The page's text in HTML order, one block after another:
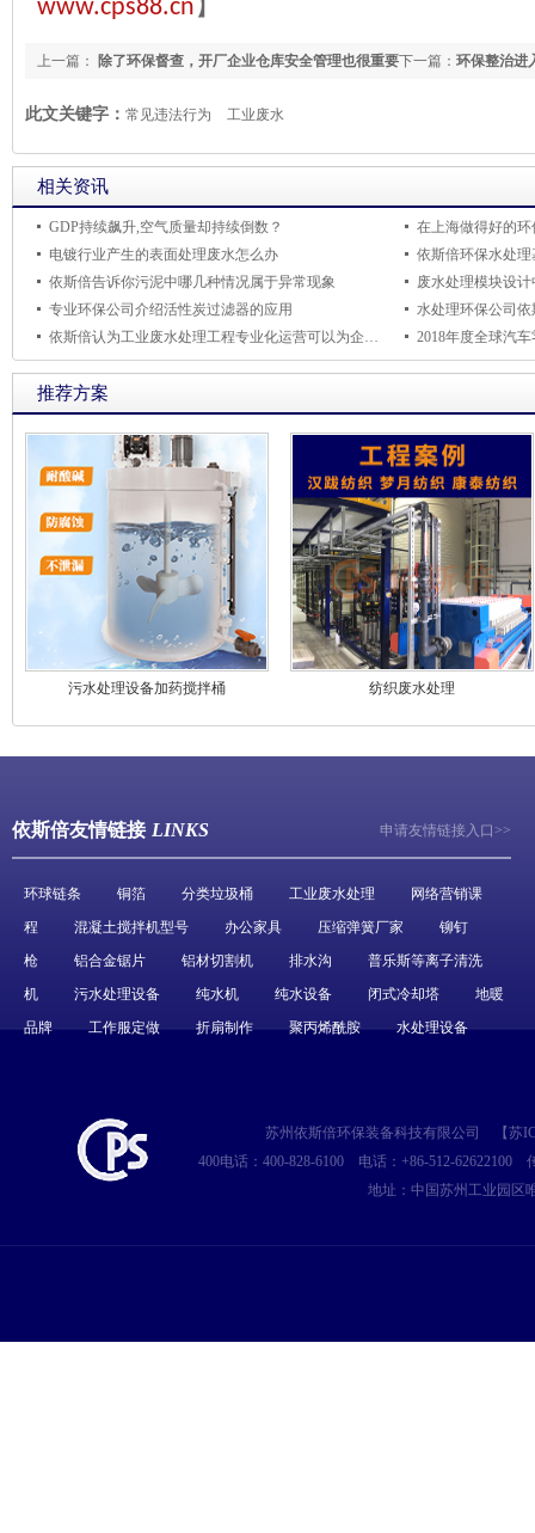
www.cps88.cn
下一篇： 环保整治进
上一篇： 除了环保督查，开厂企业仓库安全管理也很重要
此文关键字： 常见违法行为 工业废水
相关资讯
GDP持续飙升,空气质量却持续倒数？
电镀行业产生的表面处理废水怎么办
依斯倍告诉你污泥中哪几种情况属于异常现象
废水处理模块设
专业环保公司介绍活性炭过滤器的应用
依斯倍认为工业废水处理工程专业化运营可以为企业提供优质服务
推荐方案
污水处理设备加药搅拌桶 纺织废水处理
依斯倍友情链接 LINKS 申请友情链接入口>>
环球链条 铜箔 分类垃圾桶 工业废水处理
网络营销课
程
混凝土搅拌机型号 办公家具 压缩弹簧厂家
铆钉
枪
铝合金锯片 铝材切割机 排水沟
普乐斯等离子清洗
机
污水处理设备 纯水机 纯水设备 闭式冷却塔
地暖
品牌
工作服定做 折扇制作 聚丙烯酰胺 水处理设备
苏州依斯倍环保装备科技有限公司 【苏
400电话：400-828-6100
电话：+86-512-62622100
地址：中国苏州工业园区